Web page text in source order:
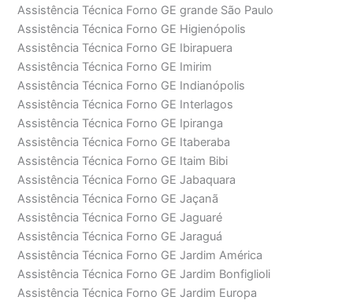
Assistência Técnica Forno GE grande São Paulo
Assistência Técnica Forno GE Higienópolis
Assistência Técnica Forno GE Ibirapuera
Assistência Técnica Forno GE Imirim
Assistência Técnica Forno GE Indianópolis
Assistência Técnica Forno GE Interlagos
Assistência Técnica Forno GE Ipiranga
Assistência Técnica Forno GE Itaberaba
Assistência Técnica Forno GE Itaim Bibi
Assistência Técnica Forno GE Jabaquara
Assistência Técnica Forno GE Jaçanã
Assistência Técnica Forno GE Jaguaré
Assistência Técnica Forno GE Jaraguá
Assistência Técnica Forno GE Jardim América
Assistência Técnica Forno GE Jardim Bonfiglioli
Assistência Técnica Forno GE Jardim Europa